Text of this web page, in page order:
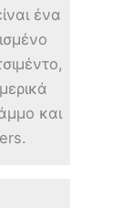
ένα
και